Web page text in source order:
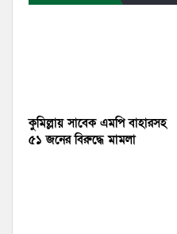
কুমিল্লায় সাবেক এমপি বাহারসহ
৫১ জনের বিরুদ্ধে মামলা